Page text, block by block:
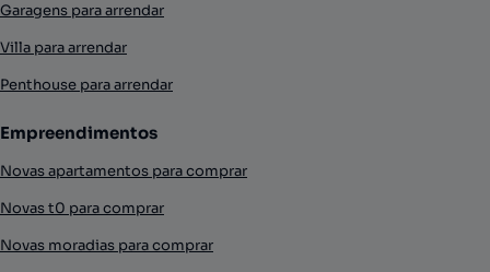
Garagens para arrendar
Villa para arrendar
Penthouse para arrendar
Empreendimentos
Novas apartamentos para comprar
Novas t0 para comprar
Novas moradias para comprar